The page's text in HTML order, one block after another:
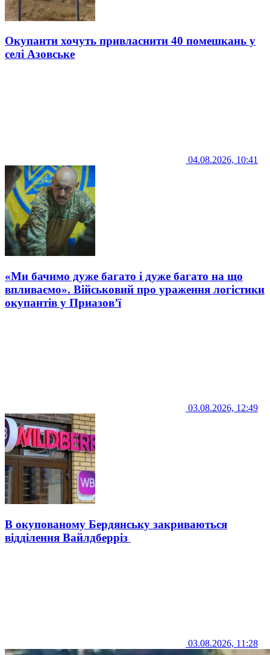
Окупанти хочуть привласнити 40 помешкань у
селі Азовське
04.08.2026, 10:41
«Ми бачимо дуже багато і дуже багато на що
впливаємо». Військовий про ураження логістики
окупантів у Приазов’ї
03.08.2026, 12:49
В окупованому Бердянську закриваються
відділення Вайлдберріз
03.08.2026, 11:28